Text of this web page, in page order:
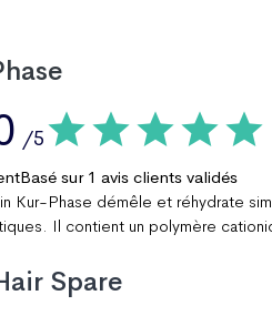
/5
Basé sur 1 avis clients validés
Kur-Phase démêle et réhydrate
Il contient un polymère
Spare